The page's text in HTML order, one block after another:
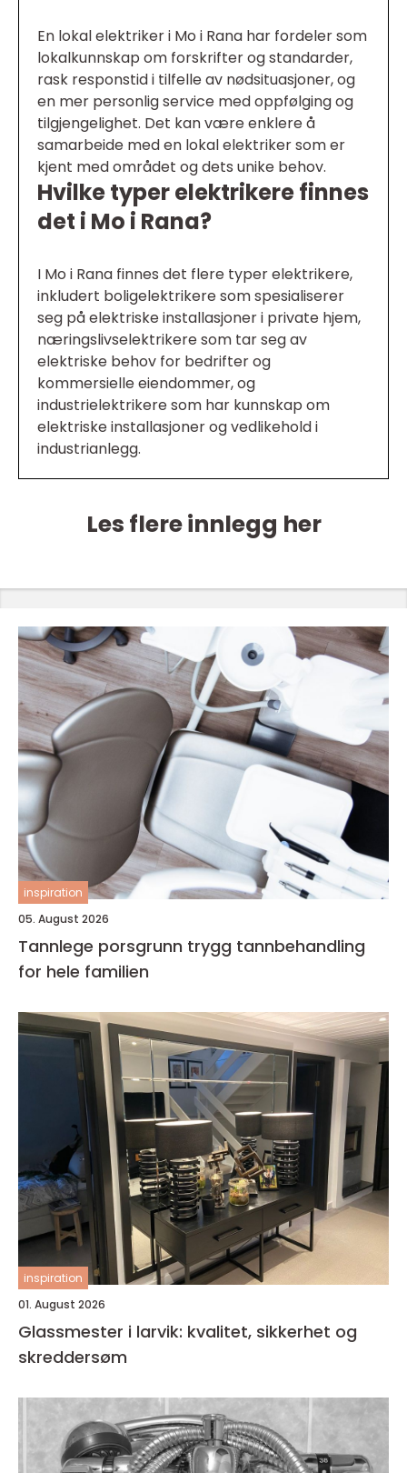
En lokal elektriker i Mo i Rana har fordeler som
lokalkunnskap om forskrifter og standarder,
rask responstid i tilfelle av nødsituasjoner, og
en mer personlig service med oppfølging og
tilgjengelighet. Det kan være enklere å
samarbeide med en lokal elektriker som er
kjent med området og dets unike behov.
Hvilke typer elektrikere finnes
det i Mo i Rana?
I Mo i Rana finnes det flere typer elektrikere,
inkludert boligelektrikere som spesialiserer
seg på elektriske installasjoner i private hjem,
næringslivselektrikere som tar seg av
elektriske behov for bedrifter og
kommersielle eiendommer, og
industrielektrikere som har kunnskap om
elektriske installasjoner og vedlikehold i
industrianlegg.
Les flere innlegg her
inspiration
05. August 2026
Tannlege porsgrunn trygg tannbehandling
for hele familien
inspiration
01. August 2026
Glassmester i larvik: kvalitet, sikkerhet og
skreddersøm